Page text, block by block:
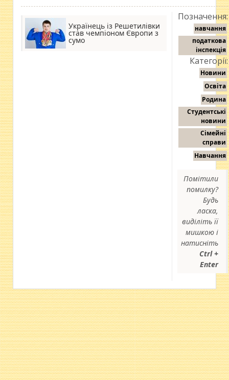
Українець із Решетилівки
став чемпіоном Європи з
сумо
Позначення:
навчання
податкова
інспекція
Категорії:
Новини
Освіта
Родина
Студентські
новини
Сімейні
справи
Навчання
Помітили
помилку?
Будь
ласка,
виділіть її
мишкою і
натисніть
Ctrl +
Enter